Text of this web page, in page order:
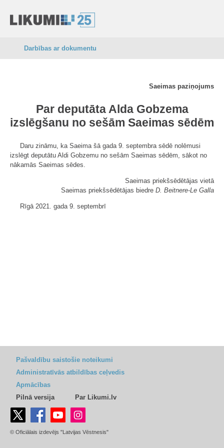
Darbības ar dokumentu
Saeimas paziņojums
Par deputāta Alda Gobzema
izslēgšanu no sešām Saeimas sēdēm
Daru zināmu, ka Saeima šā gada 9. septembra sēdē nolēmusi
izslēgt deputātu Aldi Gobzemu no sešām Saeimas sēdēm, sākot no
nākamās Saeimas sēdes.
Saeimas priekšsēdētājas vietā
Saeimas priekšsēdētājas biedre D. Beitnere-Le Galla
Rīgā 2021. gada 9. septembrī
Pašvaldību saistošie noteikumi
Administratīvās atbildības ceļvedis
Apmācības
Pilnā versija
Par Likumi.lv
© Oficiālais izdevējs "Latvijas Vēstnesis"